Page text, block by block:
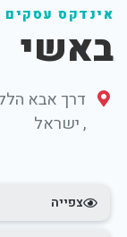
אינדקס עסקים
באשי
דרך אבא הלל 7, רמת גן (בית
,ישראל
צפייה